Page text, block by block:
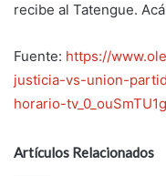
recibe al Tatengue.
Fuente: https://
justicia-vs-union-
horario-
Artículos Relacionados